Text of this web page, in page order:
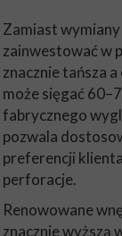
Zamiast
zainwestować w
znacznie tańsza
może sięgać
fabrycznego
pozwala
preferencji
perforacje.
Renowowane
znacznie wyższą